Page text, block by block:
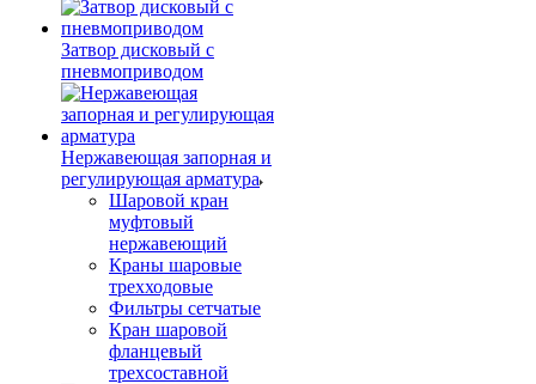
Затвор дисковый с
пневмоприводом
Нержавеющая запорная и
регулирующая арматура
Шаровой кран
муфтовый
нержавеющий
Краны шаровые
трехходовые
Фильтры сетчатые
Кран шаровой
фланцевый
трехсоставной